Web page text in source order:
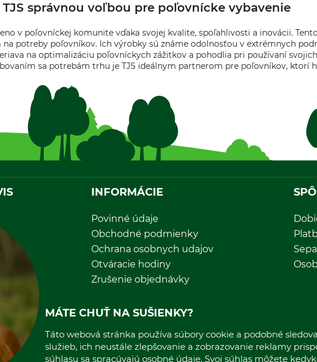
TJS správnou voľbou pre poľovnícke vybavenie
v poľovníckej komunite vďaka svojej kvalite, spoľahlivosti a inovácii.
potreby poľovníkov. Ich výrobky sú známe odolnosťou v extrémnych
na optimalizáciu poľovníckych zážitkov a pohodlia pri používaní
sa potrebám trhu je TJS ideálnym partnerom pre poľovníkov, ktorí
INFORMÁCIE
Povinné údaje
Obchodné podmienky
Ochrana osobnych udajov
Otváracie hodiny
Zrušenie objednávky
MÁTE CHUŤ NA SUŠIENKY?
Táto webová stránka používa súbory cookie a podobné
služieb, ich neustále zlepšovanie a zobrazovanie reklamy
súhlasu sa spracúvajú osobné údaje. Svoj súhlas môžete